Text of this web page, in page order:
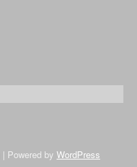
| Powered by WordPress